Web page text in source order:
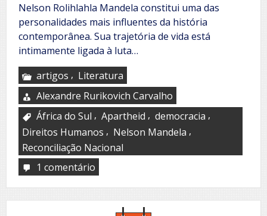
Nelson Rolihlahla Mandela constitui uma das
personalidades mais influentes da história
contemporânea. Sua trajetória de vida está
intimamente ligada à luta…
artigos , Literatura
Alexandre Rurikovich Carvalho
África do Sul , Apartheid , democracia ,
Direitos Humanos , Nelson Mandela ,
Reconciliação Nacional
1 comentário
Mandela